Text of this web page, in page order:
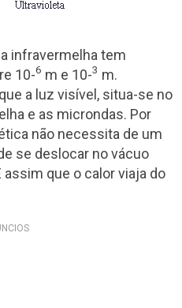
infravermelha tem
10-6 m e 10-3 m.
a luz visível, situa-se no
e as microndas. Por
não necessita de um
se deslocar no vácuo
assim que o calor viaja do